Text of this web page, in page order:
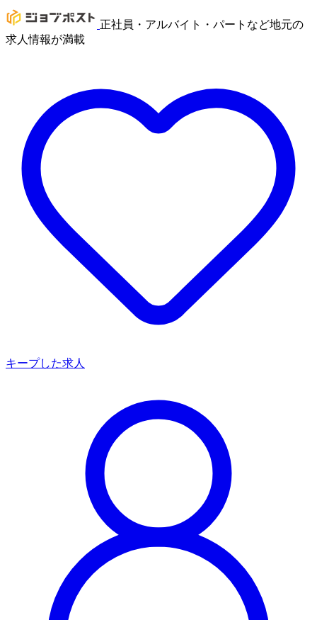
正社員・アルバイト・パートなど地元の
求人情報が満載
キープした求人